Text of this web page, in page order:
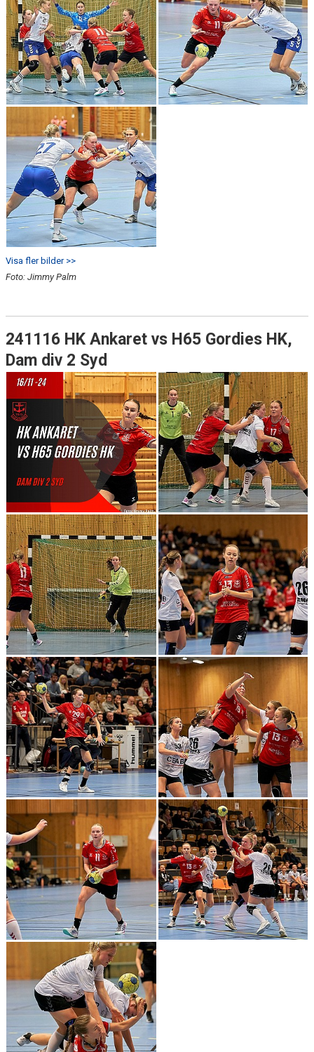
Visa fler bilder >>
Foto: Jimmy Palm
241116 HK Ankaret vs H65 Gordies HK,
Dam div 2 Syd